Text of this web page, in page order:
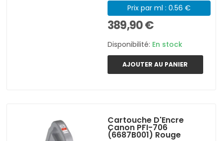
Prix par ml : 0.56 €
389,90 €
Disponibilité: En stock
AJOUTER AU PANIER
Cartouche D'Encre
Canon PFI-706
(6687B001) Rouge